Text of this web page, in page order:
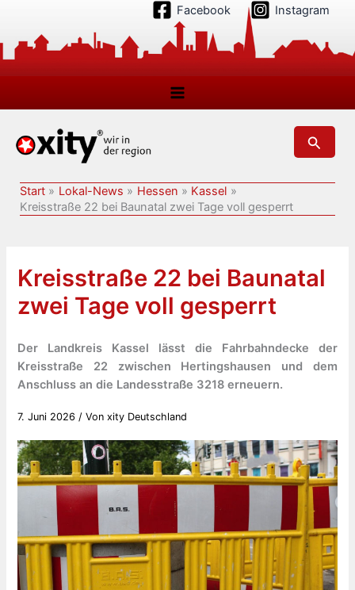
springen
Facebook Instagram
Suchen
Start Lokal-News Hessen
Kassel
Kreisstraße 22 bei Baunatal zwei Tage voll gesperrt
Kreisstraße 22 bei Baunatal
zwei Tage voll gesperrt
Der Landkreis Kassel lässt die Fahrbahndecke der
Kreisstraße 22 zwischen Hertingshausen und dem
Anschluss an die Landesstraße 3218 erneuern.
7. Juni 2026 / Vonxity Deutschland